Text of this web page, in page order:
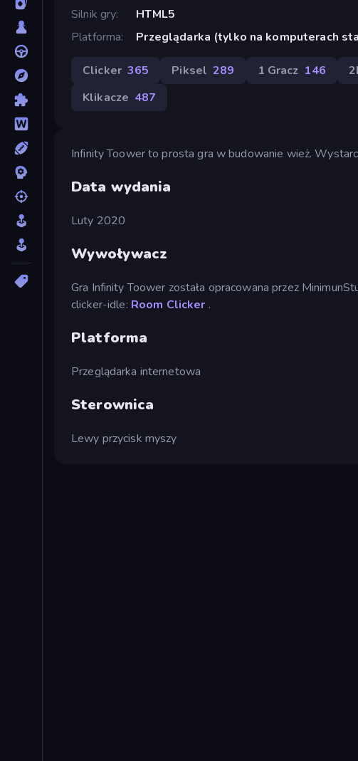
Silnik gry
HTML5
Platforma
Przeglądarka (tylko na komputerach
Clicker 365 Piksel 289 1 Gracz 146
Klikacze 487
Infinity Toower to prosta gra w budowanie wież.
Data wydania
Luty 2020
Wywoływacz
Gra Infinity Toower została opracowana przez
clicker-idle: Room Clicker .
Platforma
Przeglądarka internetowa
Sterownica
Lewy przycisk myszy